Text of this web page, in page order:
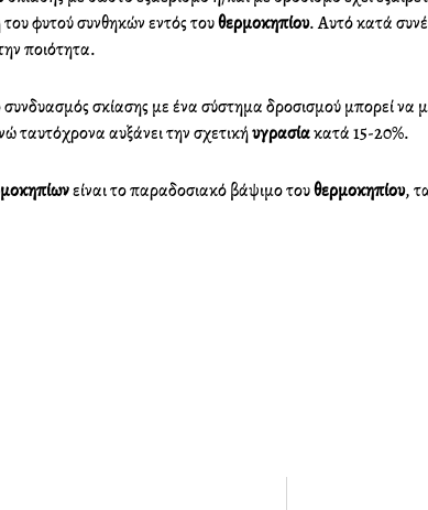
φυτού συνθηκών εντός τουθερμοκηπίου. Αυτό κατά
ποιότητα.
σκίασης με ένα σύστημα δροσισμού μπορεί να
ταυτόχρονα αυξάνει την σχετικήυγρασίακατά 15-20%.
είναι το παραδοσιακό βάψιμο τουθερμοκηπίου,